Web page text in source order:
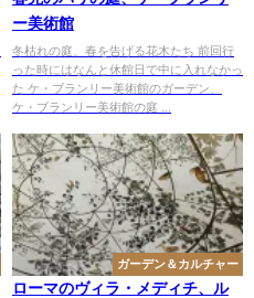
ー美術館
冬枯れの庭、春を告げる花木たち 前回行
った時にはなんと休館日で中に入れなかっ
た ケ・ブランリー美術館のガーデン、
ケ・ブランリー美術館の庭 ...
ガーデン＆カルチャー
ローマのヴィラ・メディチ、ル